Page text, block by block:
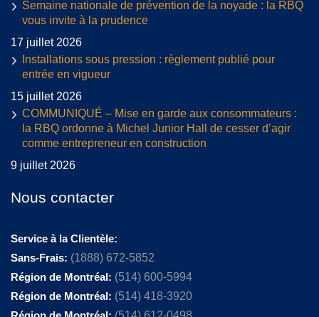
Semaine nationale de prévention de la noyade : la RBQ
vous invite à la prudence
17 juillet 2026
Installations sous pression : règlement publié pour
entrée en vigueur
15 juillet 2026
COMMUNIQUÉ – Mise en garde aux consommateurs :
la RBQ ordonne à Michel Junior Hall de cesser d’agir
comme entrepreneur en construction
9 juillet 2026
Nous contacter
Service à la Clientèle:
Sans-Frais: (1888) 672-5852
Région de Montréal: (514) 600-5994
Région de Montréal: (514) 418-3920